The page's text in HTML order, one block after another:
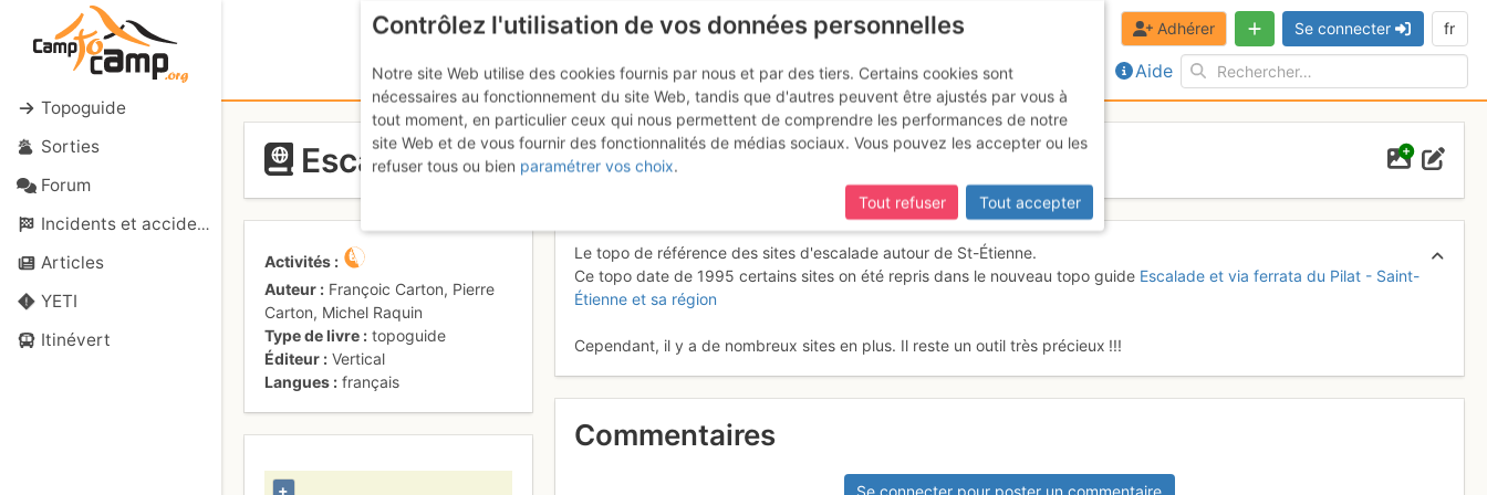
Topoguide
Sorties
Forum
Incidents et accidents
Articles
YETI
Itinévert
Aide
Adhérer Se connecter fr
Escalades du Pilat et des environs de St Étienne
Activités
Auteur
Françoic Carton, Pierre
Carton, Michel Raquin
Type de livre
topoguide
Éditeur
Vertical
Langues
français
+
Le topo de référence des sites d'escalade autour de St-Étienne.
Ce topo date de 1995 certains sites on été repris dans le nouveau topo guide Escalade et via ferrata du Pilat - Saint-
Étienne et sa région
Cependant, il y a de nombreux sites en plus. Il reste un outil très précieux !!!
Commentaires
Se connecter pour poster un commentaire
Contrôlez l'utilisation de vos données personnelles
Notre site Web utilise des cookies fournis par nous et par des tiers. Certains cookies sont
nécessaires au fonctionnement du site Web, tandis que d'autres peuvent être ajustés par vous à
tout moment, en particulier ceux qui nous permettent de comprendre les performances de notre
site Web et de vous fournir des fonctionnalités de médias sociaux. Vous pouvez les accepter ou les
refuser tous ou bien paramétrer vos choix.
Tout refuser
Tout accepter